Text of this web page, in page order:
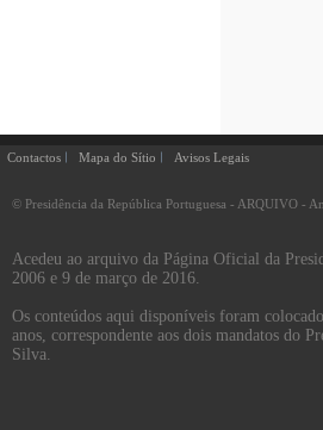
Contactos Mapa do Sítio Avisos Legais
© Presidência da República Portuguesa - ARQUIVO -
Acedeu ao arquivo da Página Oficial da
2006 e 9 de março de 2016.
Os conteúdos aqui disponíveis foram
anos, correspondente aos dois mandatos do
Silva.